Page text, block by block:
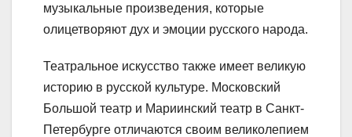
музыкальные произведения, которые
олицетворяют дух и эмоции русского народа.
Театральное искусство также имеет великую
историю в русской культуре. Московский
Большой театр и Мариинский театр в Санкт-
Петербурге отличаются своим великолепием